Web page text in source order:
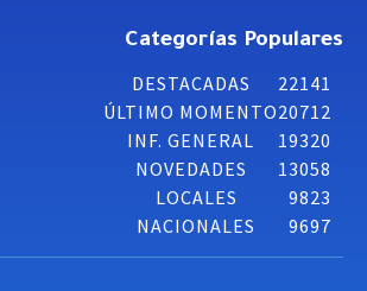
Categorías Populares
DESTACADAS
22141
ÚLTIMO MOMENTO20712
INF. GENERAL
19320
NOVEDADES
13058
LOCALES
9823
NACIONALES
9697